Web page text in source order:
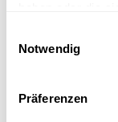
Notwendig
Präferenzen